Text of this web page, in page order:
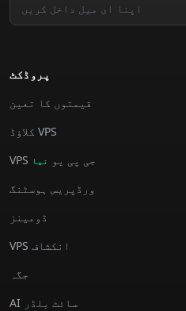
پروڈکٹ
قیمتوں کا تعین
کلاؤڈ VPS
VPS جی پی یو نیا
ورڈپریس ہوسٹنگ
ڈومینز
VPS انکشاف
جگہ
AI سائٹ بلڈر